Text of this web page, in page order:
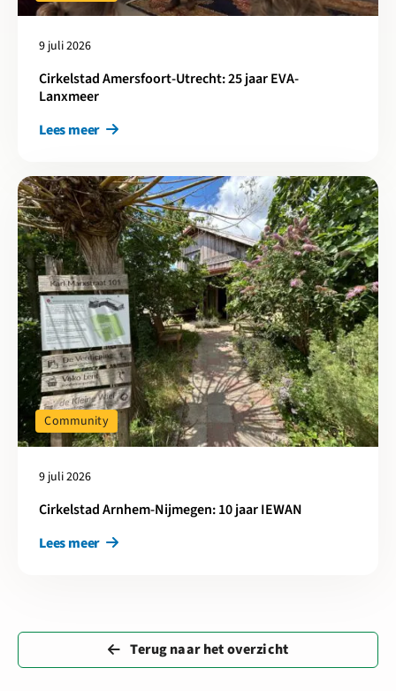
9 juli 2026
Cirkelstad Amersfoort-Utrecht: 25 jaar EVA-
Lanxmeer
Lees meer
9 juli 2026
Cirkelstad Arnhem-Nijmegen: 10 jaar IEWAN
Community
Lees meer
Lees meer over Cirkelstad Arnhem-Nijmegen: 10 jaar IEWAN
Terug naar het overzicht